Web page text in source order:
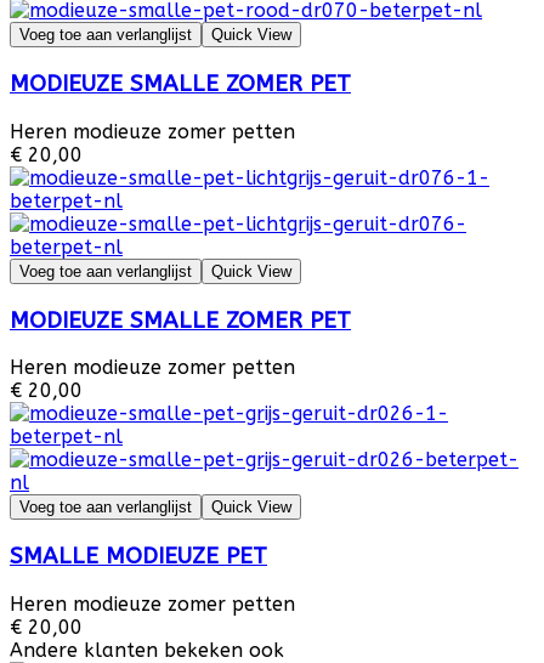
Voeg toe aan verlanglijst Quick View
MODIEUZE SMALLE ZOMER PET
Heren modieuze zomer petten
€ 20,00
Voeg toe aan verlanglijst Quick View
MODIEUZE SMALLE ZOMER PET
Heren modieuze zomer petten
€ 20,00
Voeg toe aan verlanglijst Quick View
SMALLE MODIEUZE PET
Heren modieuze zomer petten
€ 20,00
Andere klanten bekeken ook